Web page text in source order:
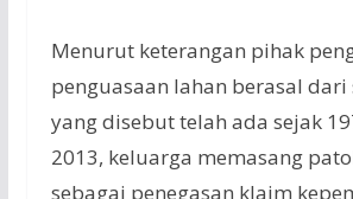
Menurut keterangan pihak
penguasaan lahan berasal
yang disebut telah ada sejak
2013, keluarga memasang
sebagai penegasan klaim